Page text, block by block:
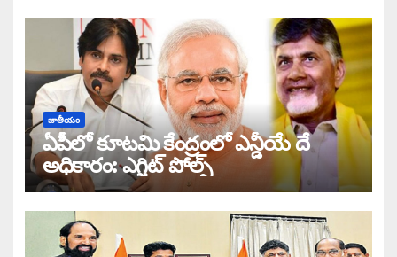
జాతీయం
ఏపీలో కూటమి కేంద్రంలో ఎన్డీయే దే
అధికారం: ఎగ్జిట్ పోల్స్